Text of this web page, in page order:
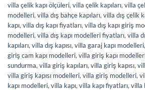
villa çelik kapı ölçüleri, villa çelik kapıları, villa
modelleri, villa dış bahçe kapıları, villa dış çelik
kapı, villa dış kapı fiyatları, villa dış kapı giriş
modelleri, villa dış kapı modelleri fiyatları, villa
kapıları, villa dış kapısı, villa garaj kapı modelleri,
giriş cam kapı modelleri, villa giriş kapı
sundurma, villa giriş kapıları, villa giriş kapısı,
villa giriş kapısı modelleri, villa giriş modelleri,
kapı modelleri, villa kapı, villa kapı fiyatları, villa